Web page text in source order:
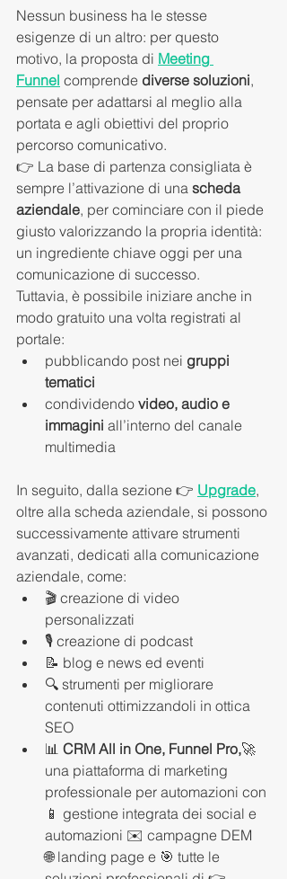
Nessun business ha le stesse
esigenze di un altro: per questo
motivo, la proposta di Meeting
Funnel comprende diverse soluzioni,
pensate per adattarsi al meglio alla
portata e agli obiettivi del proprio
percorso comunicativo.
👉 La base di partenza consigliata è
sempre l’attivazione di una scheda
aziendale, per cominciare con il piede
giusto valorizzando la propria identità:
un ingrediente chiave oggi per una
comunicazione di successo.
Tuttavia, è possibile iniziare anche in
modo gratuito una volta registrati al
portale:
pubblicando post nei gruppi
tematici
condividendo video, audio e
immagini all’interno del canale
multimedia
In seguito, dalla sezione 👉 Upgrade,
oltre alla scheda aziendale, si possono
successivamente attivare strumenti
avanzati, dedicati alla comunicazione
aziendale, come:
🎬 creazione di video
personalizzati
🎙 creazione di podcast
📝 blog e news ed eventi
🔍 strumenti per migliorare
contenuti ottimizzandoli in ottica
SEO
📊 CRM All in One, Funnel Pro,🚀
una piattaforma di marketing
professionale per automazioni con
📱 gestione integrata dei social e
automazioni ✉️ campagne DEM
🌐 landing page e 🎯 tutte le